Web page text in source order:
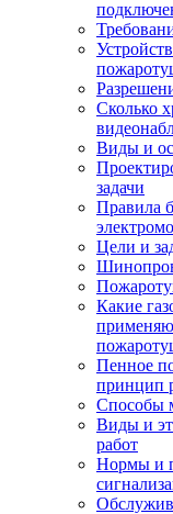
Сколько
Виды и
задачи
Правила
Цели и
Какие
Пенное
принцип
Способы
Виды и
работ
Нормы и